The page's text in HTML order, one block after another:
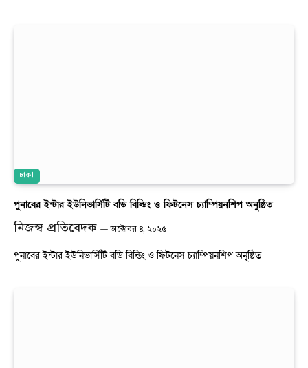
ঢাকা
পুনাবের ইন্টার ইউনিভার্সিটি বডি বিল্ডিং ও ফিটনেস চ্যাম্পিয়নশিপ অনুষ্ঠিত
নিজস্ব প্রতিবেদক অক্টোবর ৪, ২০২৫
পুনাবের ইন্টার ইউনিভার্সিটি বডি বিল্ডিং ও ফিটনেস চ্যাম্পিয়নশিপ অনুষ্ঠিত